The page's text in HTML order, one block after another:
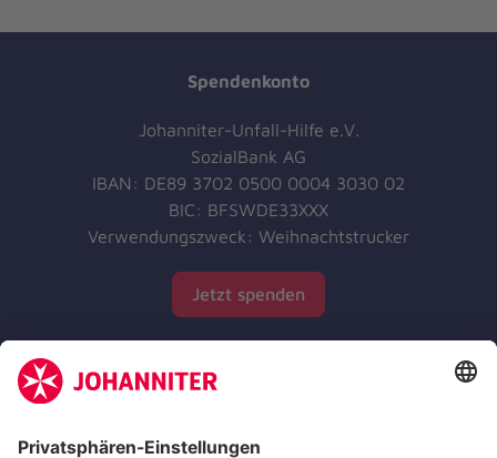
Spendenkonto
Johanniter-Unfall-Hilfe e.V.
SozialBank AG
IBAN: DE89 3702 0500 0004 3030 02
BIC: BFSWDE33XXX
Verwendungszweck: Weihnachtstrucker
Jetzt spenden